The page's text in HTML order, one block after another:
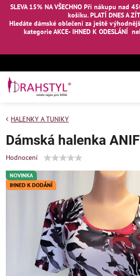
SLEVA 15% NA VŠECHNO Při nákupu nad
košíku. PLATÍ DNES A
Hledáte dámské oblečení za ještě
kategorie AKCE- IHNED K ODESLÁNÍ
NOVINKA
IHNED K DODÁNÍ
HALENKY A TUNIKY
Dámská halenka
Hodnocení